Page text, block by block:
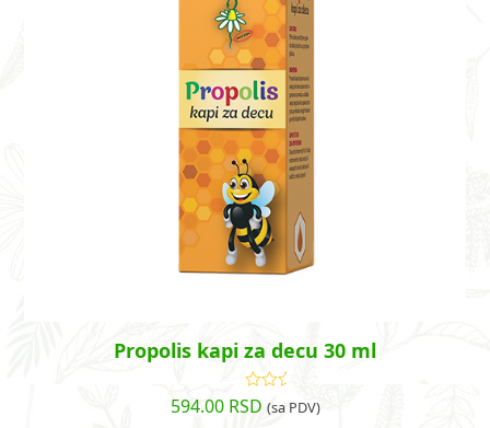
Propolis kapi za decu 30 ml
Ocenjeno
sa4.43
594.00 RSD (sa PDV)